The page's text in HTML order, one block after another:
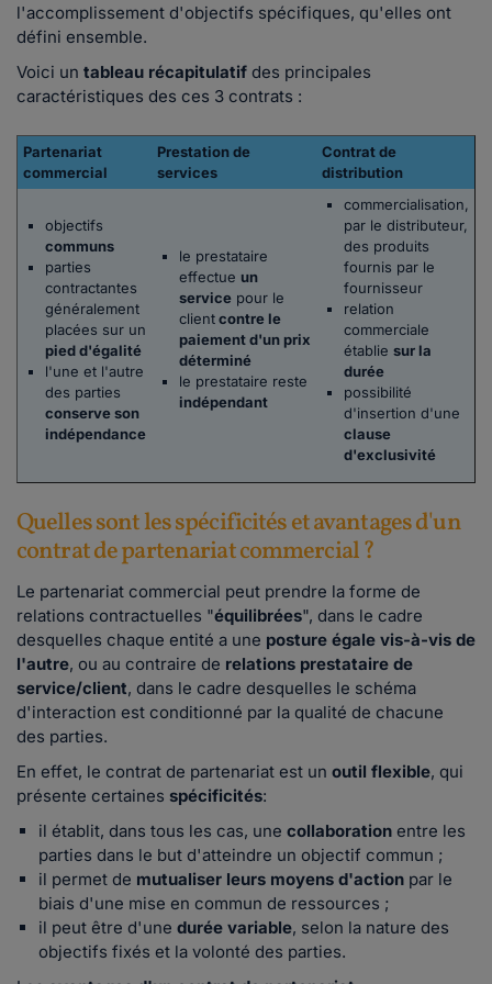
l'accomplissement d'objectifs spécifiques, qu'elles ont
défini ensemble.
Voici un tableau récapitulatif des principales
caractéristiques des ces 3 contrats :
Partenariat
commercial
Prestation de
services
Contrat de
distribution
objectifs
communs
parties
contractantes
généralement
placées sur un
pied d'égalité
l'une et l'autre
des parties
conserve son
indépendance
le prestataire
effectue un
service pour le
clientcontre le
paiement d'un prix
déterminé
le prestataire reste
indépendant
commercialisation,
par le distributeur,
des produits
fournis par le
fournisseur
relation
commerciale
établie sur la
durée
possibilité
d'insertion d'une
clause
d'exclusivité
Quelles sont les spécificités et avantages d'un
contrat de partenariat commercial ?
Le partenariat commercial peut prendre la forme de
relations contractuelles "équilibrées", dans le cadre
desquelles chaque entité a une posture égale vis-à-vis de
l'autre, ou au contraire de relations prestataire de
service/client, dans le cadre desquelles le schéma
d'interaction est conditionné par la qualité de chacune
des parties.
En effet, le contrat de partenariat est un outil flexible, qui
présente certaines spécificités:
il établit, dans tous les cas, une collaboration entre les
parties dans le but d'atteindre un objectif commun ;
il permet de mutualiser leurs moyens d'action par le
biais d'une mise en commun de ressources ;
il peut être d'une durée variable, selon la nature des
objectifs fixés et la volonté des parties.